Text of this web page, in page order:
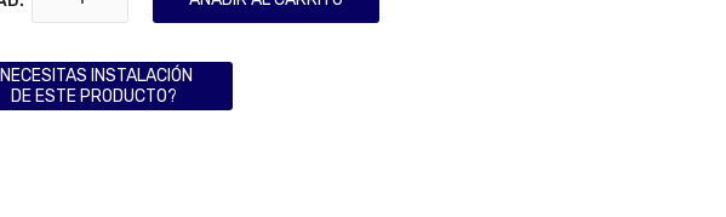
INSTALACIÓN
DE ESTE PRODUCTO?